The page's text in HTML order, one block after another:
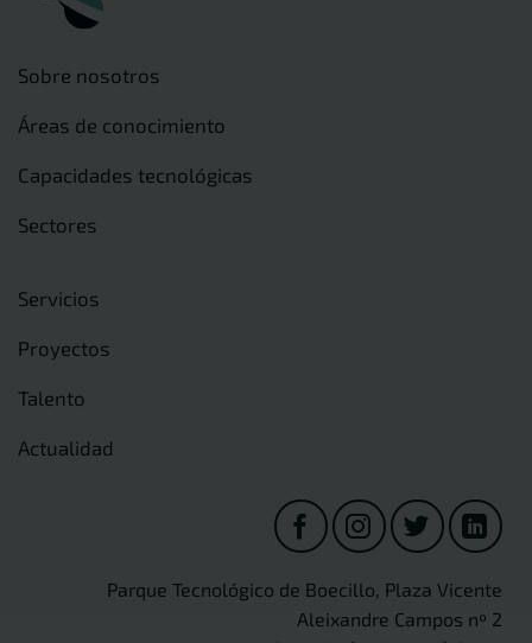
Sobre nosotros
Áreas de conocimiento
Capacidades tecnológicas
Sectores
Servicios
Proyectos
Talento
Actualidad
Parque Tecnológico de Boecillo, Plaza Vicente
Aleixandre Campos nº 2